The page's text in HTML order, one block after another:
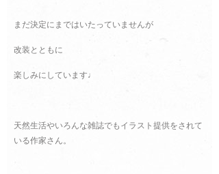
まだ決定にまではいたっていませんが
改装とともに
楽しみにしています♩
天然生活やいろんな雑誌でもイラスト提供をされて
いる作家さん。